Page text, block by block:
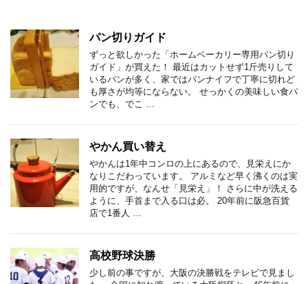
パン切りガイド
ずっと欲しかった「ホームベーカリー専用パン切り
ガイド」が買えた！ 最近はカットせず1斤売りして
いるパンが多く、家ではパンナイフで丁寧に切れど
も厚さが均等にならない。 せっかくの美味しい食パ
ンでも、でこ …
やかん買い替え
やかんは1年中コンロの上にあるので、見栄えにか
なりこだわっています。 アルミなど早く沸くのは実
用的ですが、なんせ「見栄え」！ さらに中が洗える
ように、手首まで入る口は必。 20年前に阪急百貨
店で1番人 …
高校野球決勝
少し前の事ですが、大阪の決勝戦をテレビで見まし